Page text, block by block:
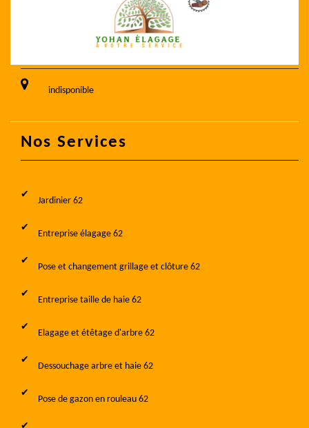
indisponible
Nos Services
Jardinier 62
Entreprise élagage 62
Pose et changement grillage et clôture 62
Entreprise taille de haie 62
Elagage et étêtage d'arbre 62
Dessouchage arbre et haie 62
Pose de gazon en rouleau 62